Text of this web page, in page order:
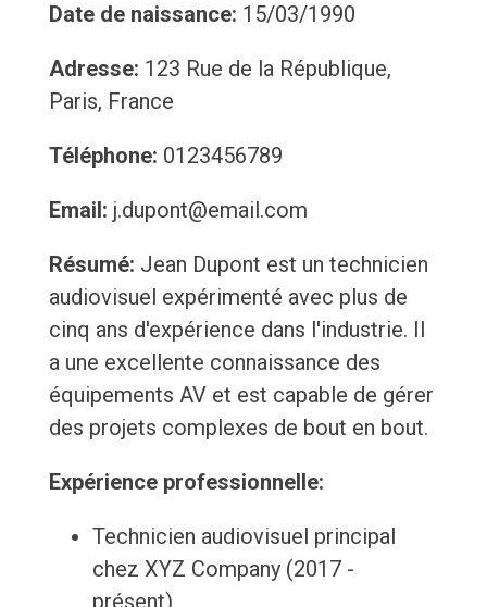
Date de naissance: 15/03/1990
Adresse: 123 Rue de la République,
Paris, France
Téléphone: 0123456789
Email: j.dupont@email.com
Résumé: Jean Dupont est un technicien
audiovisuel expérimenté avec plus de
cinq ans d'expérience dans l'industrie. Il
a une excellente connaissance des
équipements AV et est capable de gérer
des projets complexes de bout en bout.
Expérience professionnelle:
Technicien audiovisuel principal
chez XYZ Company (2017 -
présent)